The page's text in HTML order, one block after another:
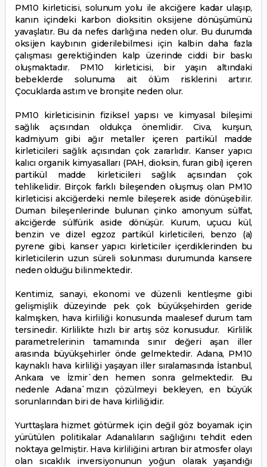
PM10 kirleticisi, solunum yolu ile akciğere kadar ulaşıp,
kanın içindeki karbon dioksitin oksijene dönüşümünü
yavaşlatır. Bu da nefes darlığına neden olur. Bu durumda
oksijen kaybının giderilebilmesi için kalbin daha fazla
çalışması gerektiğinden kalp üzerinde ciddi bir baskı
oluşmaktadır. PM10 kirleticisi, bir yaşın altındaki
bebeklerde solunuma ait ölüm risklerini artırır.
Çocuklarda astım ve bronşite neden olur.
PM10 kirleticisinin fiziksel yapısı ve kimyasal bileşimi
sağlık açısından oldukça önemlidir. Civa, kurşun,
kadmiyum gibi ağır metaller içeren partikül madde
kirleticileri sağlık açısından çok zararlıdır. Kanser yapıcı
kalıcı organik kimyasalları (PAH, dioksin, furan gibi) içeren
partikül madde kirleticileri sağlık açısından çok
tehlikelidir. Birçok farklı bileşenden oluşmuş olan PM10
kirleticisi akciğerdeki nemle bileşerek aside dönüşebilir.
Duman bileşenlerinde bulunan çinko amonyum sülfat,
akciğerde sülfürik aside dönüşür. Kurum, uçucu kül,
benzin ve dizel egzoz partikül kirleticileri, benzo (a)
pyrene gibi, kanser yapıcı kirleticiler içerdiklerinden bu
kirleticilerin uzun süreli solunması durumunda kansere
neden olduğu bilinmektedir.
Kentimiz, sanayi, ekonomi ve düzenli kentleşme gibi
gelişmişlik düzeyinde pek çok büyükşehirden geride
kalmışken, hava kirliliği konusunda maalesef durum tam
tersinedir. Kirlilikte hızlı bir artış söz konusudur. Kirlilik
parametrelerinin tamamında sınır değeri aşan iller
arasında büyükşehirler önde gelmektedir. Adana, PM10
kaynaklı hava kirliliği yaşayan iller sıralamasında İstanbul,
Ankara ve İzmir`den hemen sonra gelmektedir. Bu
nedenle Adana`mızın çözülmeyi bekleyen, en büyük
sorunlarından biri de hava kirliliğidir.
Yurttaşlara hizmet götürmek için değil göz boyamak için
yürütülen politikalar Adanalıların sağlığını tehdit eden
noktaya gelmiştir. Hava kirliliğini artıran bir atmosfer olayı
olan sıcaklık inversiyonunun yoğun olarak yaşandığı